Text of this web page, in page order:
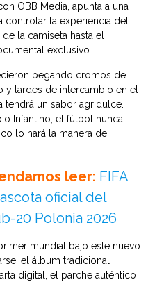
OBB Media, apunta a una
controlar la experiencia del
la camiseta hasta el
exclusivo.
pegando cromos de
y tardes de intercambio en el
tendrá un sabor agridulce.
Infantino, el fútbol nunca
lo hará la manera de
leer: FIFA
oficial del
20 Polonia 2026
mundial bajo este nuevo
el álbum tradicional
digital, el parche auténtico